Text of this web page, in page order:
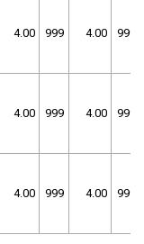
4.00 999 4.00 999
4.00 999 4.00 999
4.00 999 4.00 999